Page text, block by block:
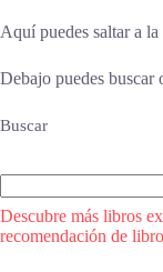
Aquí puedes saltar a la
Debajo puedes buscar
Buscar
Descubre más libros
recomendación de